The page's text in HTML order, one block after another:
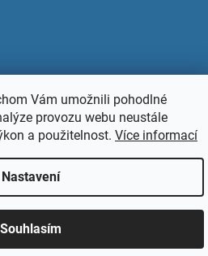
Vám umožnili pohodlné
provozu webu neustále
a použitelnost. Více informací
Nastavení
Souhlasím
. Všechna práva vyhrazena.